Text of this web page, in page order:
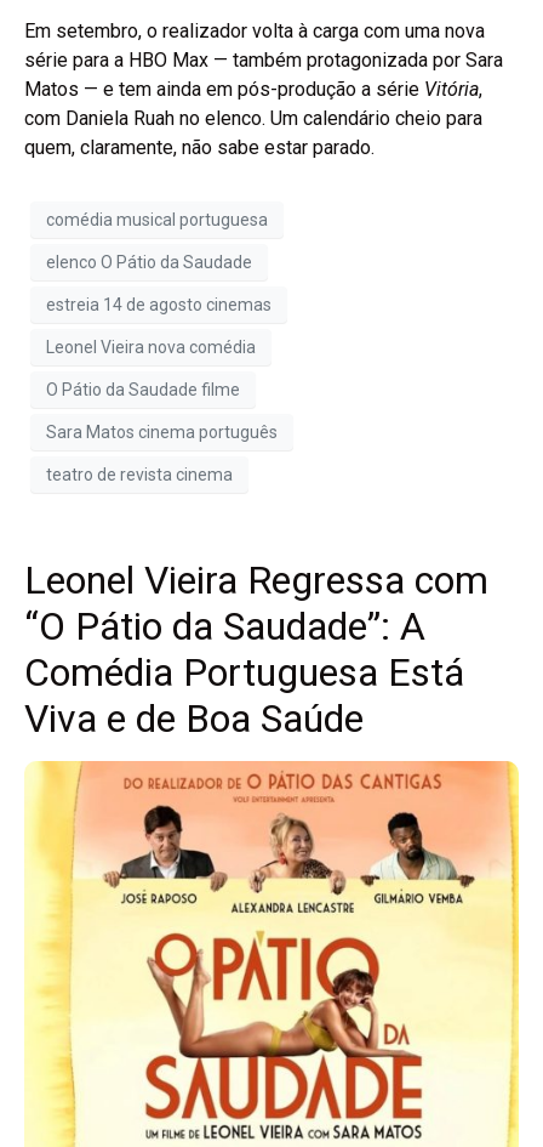
Em setembro, o realizador volta à carga com uma nova
série para a HBO Max — também protagonizada por Sara
Matos — e tem ainda em pós-produção a série Vitória,
com Daniela Ruah no elenco. Um calendário cheio para
quem, claramente, não sabe estar parado.
comédia musical portuguesa
elenco O Pátio da Saudade
estreia 14 de agosto cinemas
Leonel Vieira nova comédia
O Pátio da Saudade filme
Sara Matos cinema português
teatro de revista cinema
Leonel Vieira Regressa com
“O Pátio da Saudade”: A
Comédia Portuguesa Está
Viva e de Boa Saúde